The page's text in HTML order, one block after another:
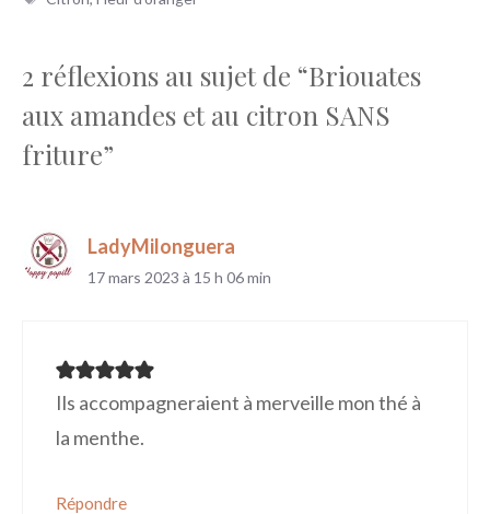
2 réflexions au sujet de “Briouates
aux amandes et au citron SANS
friture”
LadyMilonguera
17 mars 2023 à 15 h 06 min
Ils accompagneraient à merveille mon thé à
la menthe.
Répondre